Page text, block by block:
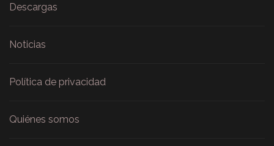
Descargas
Noticias
Política de privacidad
Quiénes somos